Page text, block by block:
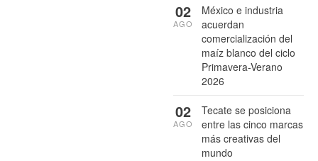
México e industria
acuerdan
comercialización del
maíz blanco del ciclo
Primavera-Verano
2026
02
AGO
Tecate se posiciona
entre las cinco marcas
más creativas del
mundo
02
AGO